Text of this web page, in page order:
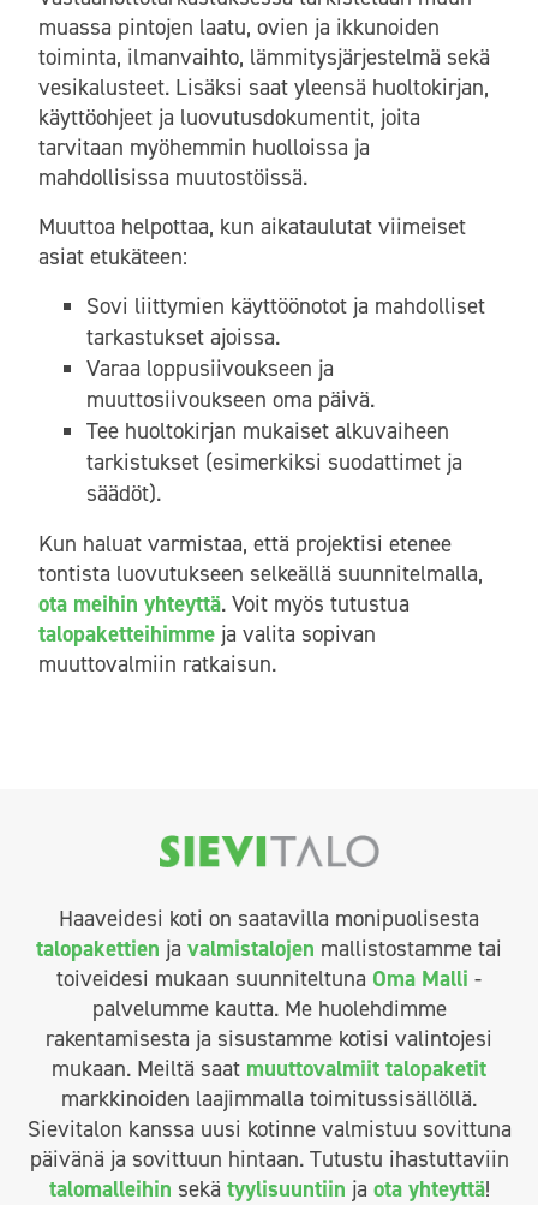
muassa pintojen laatu, ovien ja ikkunoiden
toiminta, ilmanvaihto, lämmitysjärjestelmä sekä
vesikalusteet. Lisäksi saat yleensä huoltokirjan,
käyttöohjeet ja luovutusdokumentit, joita
tarvitaan myöhemmin huolloissa ja
mahdollisissa muutostöissä.
Muuttoa helpottaa, kun aikataulutat viimeiset
asiat etukäteen:
Sovi liittymien käyttöönotot ja mahdolliset
tarkastukset ajoissa.
Varaa loppusiivoukseen ja
muuttosiivoukseen oma päivä.
Tee huoltokirjan mukaiset alkuvaiheen
tarkistukset (esimerkiksi suodattimet ja
säädöt).
Kun haluat varmistaa, että projektisi etenee
tontista luovutukseen selkeällä suunnitelmalla,
ota meihin yhteyttä. Voit myös tutustua
talopaketteihimme ja valita sopivan
muuttovalmiin ratkaisun.
Haaveidesi koti on saatavilla monipuolisesta
talopakettien ja valmistalojen mallistostamme tai
toiveidesi mukaan suunniteltuna Oma Malli -
palvelumme kautta. Me huolehdimme
rakentamisesta ja sisustamme kotisi valintojesi
mukaan. Meiltä saat muuttovalmiit talopaketit
markkinoiden laajimmalla toimitussisällöllä.
Sievitalon kanssa uusi kotinne valmistuu sovittuna
päivänä ja sovittuun hintaan. Tutustu ihastuttaviin
talomalleihin sekä tyylisuuntiin ja ota yhteyttä!